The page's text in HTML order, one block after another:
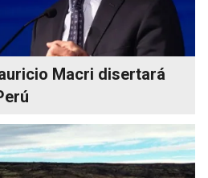
Macri disertará